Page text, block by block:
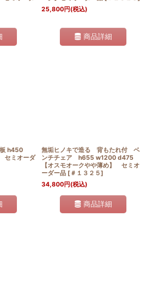
25,800円(税込)
商品詳細
h450
セミオーダ
無垢ヒノキで造る 背もたれ付 ベ
ンチチェア h655 w1200 d475
【オスモオークやや薄め】 セミオ
ーダー品 [ ＃１３２５]
34,800円(税込)
商品詳細